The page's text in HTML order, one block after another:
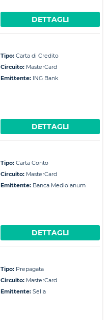
DETTAGLI
Tipo: Carta di Credito
Circuito: MasterCard
Emittente: ING Bank
DETTAGLI
Tipo: Carta Conto
Circuito: MasterCard
Emittente: Banca Mediolanum
DETTAGLI
Tipo: Prepagata
Circuito: MasterCard
Emittente: Sella